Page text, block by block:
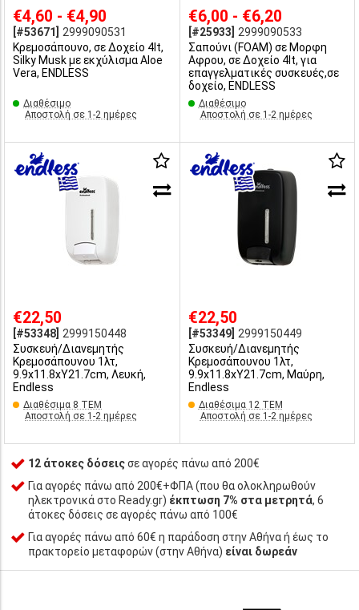
€4,60 - €4,90
[#53671]
2999090531
Κρεμοσάπουνο, σε Δοχείο 4lt,
Silky Musk με εκχύλισμα Aloe
Vera, ENDLESS
Διαθέσιμο
Αποστολή σε 1-2 ημέρες
€6,00 - €6,20
[#25933]
2999090533
Σαπούνι (FOAM) σε Μορφη
Αφρου, σε Δοχείο 4lt, για
επαγγελματικές συσκευές,σε
δοχείο, ENDLESS
Διαθέσιμο
Αποστολή σε 1-2 ημέρες
€22,50
[#53348] 2999150448
Συσκευή/Διανεμητής
Κρεμοσάπουνου 1λτ,
9.9x11.8xΥ21.7cm, Λευκή,
Endless
Διαθέσιμα 8 ΤΕΜ
Αποστολή σε 1-2 ημέρες
€22,50
[#53349] 2999150449
Συσκευή/Διανεμητής
Κρεμοσάπουνου 1λτ,
9.9x11.8xΥ21.7cm, Μαύρη,
Endless
Διαθέσιμα 12 ΤΕΜ
Αποστολή σε 1-2 ημέρες
12 άτοκες δόσειςσε αγορές πάνω από 200€
Για αγορές πάνω από 200€+ΦΠΑ (που θα ολοκληρωθούν
ηλεκτρονικά στο Ready.gr) έκπτωση 7% στα μετρητά, 6
άτοκες δόσεις σε αγορές πάνω από 100€
Για αγορές πάνω από 60€ η παράδοση στην Αθήνα ή έως το
πρακτορείο μεταφορών (στην Αθήνα) είναι δωρεάν